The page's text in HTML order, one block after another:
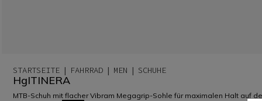
STARTSEITE FAHRRAD MEN SCHUHE
HgITINERA
MTB-Schuh mit flacher Vibram Megagrip-Sohle für maximalen Halt auf